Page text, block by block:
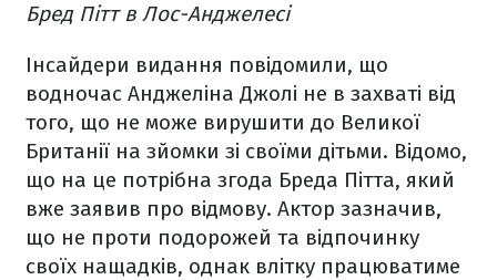
Бред Пітт в Лос-Анджелесі
Інсайдери видання повідомили, що
водночас Анджеліна Джолі не в захваті від
того, що не може вирушити до Великої
Британії на зйомки зі своїми дітьми. Відомо,
що на це потрібна згода Бреда Пітта, який
вже заявив про відмову. Актор зазначив,
що не проти подорожей та відпочинку
своїх нащадків, однак влітку працюватиме